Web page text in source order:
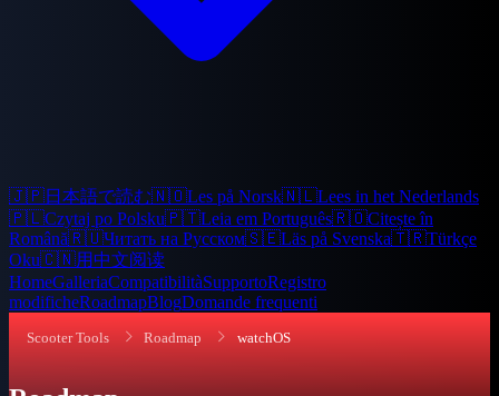
🇯🇵日本語で読む🇳🇴Les på Norsk🇳🇱Lees in het Nederlands
🇵🇱Czytaj po Polsku🇵🇹Leia em Português🇷🇴Citește în
Română🇷🇺Читать на Русском🇸🇪Läs på Svenska🇹🇷Türkçe
Oku🇨🇳用中文阅读
HomeGalleriaCompatibilitàSupportoRegistro
modificheRoadmapBlogDomande frequenti
Scooter Tools Roadmap watchOS